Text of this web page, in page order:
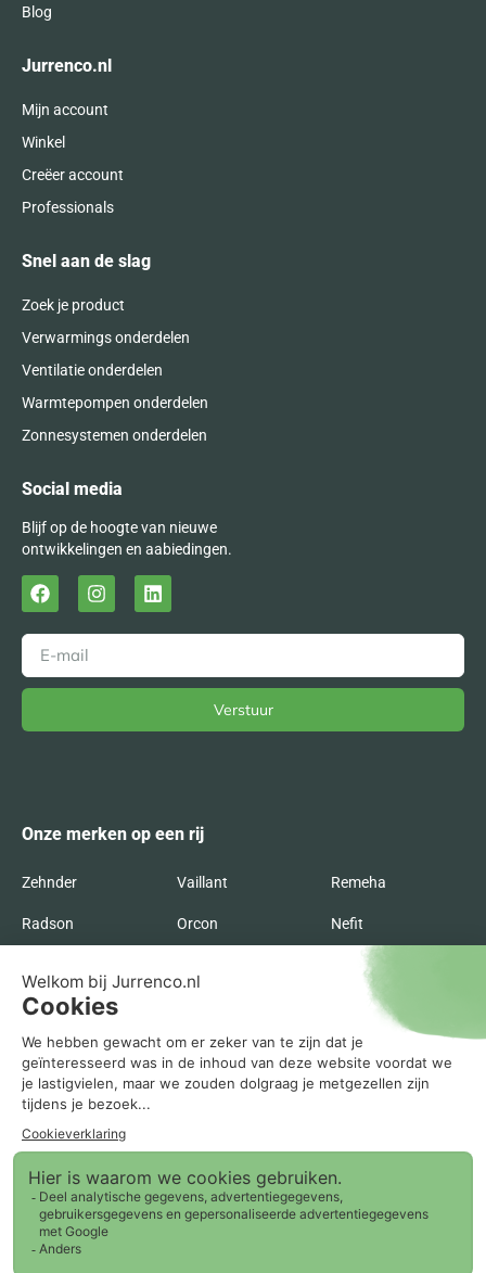
Blog
Jurrenco.nl
Mijn account
Winkel
Creëer account
Professionals
Snel aan de slag
Zoek je product
Verwarmings onderdelen
Ventilatie onderdelen
Warmtepompen onderdelen
Zonnesystemen onderdelen
Social media
Blijf op de hoogte van nieuwe
ontwikkelingen en aabiedingen.
Verstuur
Onze merken op een rij
Zehnder Vaillant Remeha
Radson Orcon Nefit
Intergas
Flakt
Bosch AWB ATAG
Agpo Ferroli
Recente blogs